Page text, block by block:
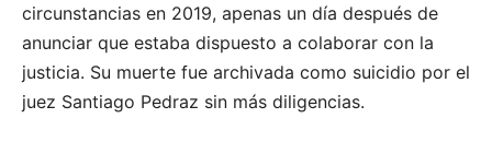
circunstancias en 2019, apenas un día después de
anunciar que estaba dispuesto a colaborar con la
justicia. Su muerte fue archivada como suicidio por el
juez Santiago Pedraz sin más diligencias.